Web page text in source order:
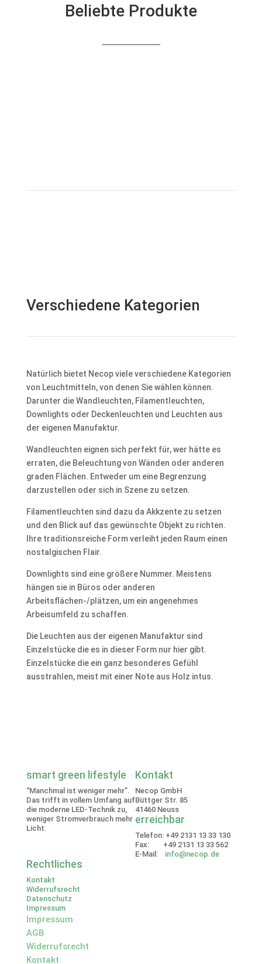
Beliebte Produkte
Verschiedene Kategorien
Natürlich bietet Necop viele verschiedene Kategorien
von Leuchtmitteln, von denen Sie wählen können.
Darunter die Wandleuchten, Filamentleuchten,
Downlights oder Deckenleuchten und Leuchten aus
der eigenen Manufaktur.
Wandleuchten eignen sich perfekt für, wer hätte es
erraten, die Beleuchtung von Wänden oder anderen
graden Flächen. Entweder um eine Begrenzung
darzustellen oder sich in Szene zu setzen.
Filamentleuchten sind dazu da Akkzente zu setzen
und den Blick auf das gewünschte Objekt zu richten.
Ihre traditionsreiche Form verleiht jeden Raum einen
nostalgischen Flair.
Downlights sind eine größere Nummer. Meistens
hängen sie in Büros oder anderen
Arbeitsflächen-/plätzen, um ein angenehmes
Arbeisumfeld zu schaffen.
Die Leuchten aus der eigenen Manufaktur sind
Einzelstücke die es in dieser Form nur hier gibt.
Einzelstücke die ein ganz besonderes Gefühl
ausstrahlen, meist mit einer Note aus Holz intus.
smart green lifestyle
“Manchmal ist weniger mehr”.
Das trifft in vollem Umfang auf
die moderne LED-Technik zu,
weniger Stromverbrauch mehr
Licht.
Kontakt
Necop GmbH
Büttger Str. 85
41460 Neuss
erreichbar
Telefon: +49 2131 13 33 130
Fax: +49 2131 13 33 562
E-Mail: info@necop.de
Rechtliches
Kontakt
Widerrufsrecht
Datenschutz
Impressum
Impressum
AGB
Widerrufsrecht
Kontakt